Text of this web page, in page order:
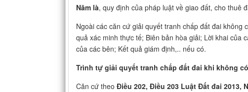
Năm là, quy định của pháp luật về giao đất, cho thuê
Ngoài các căn cứ giải quyết tranh chấp đất đai
quả xác minh thực tế; Biên bản hòa giải; Lời khai của
của các bên; Kết quả giám định,.. nếu có.
Trình tự giải quyết tranh chấp đất đai khi không
Căn cứ theo Điều 202, Điều 203 Luật Đất đai 2013,